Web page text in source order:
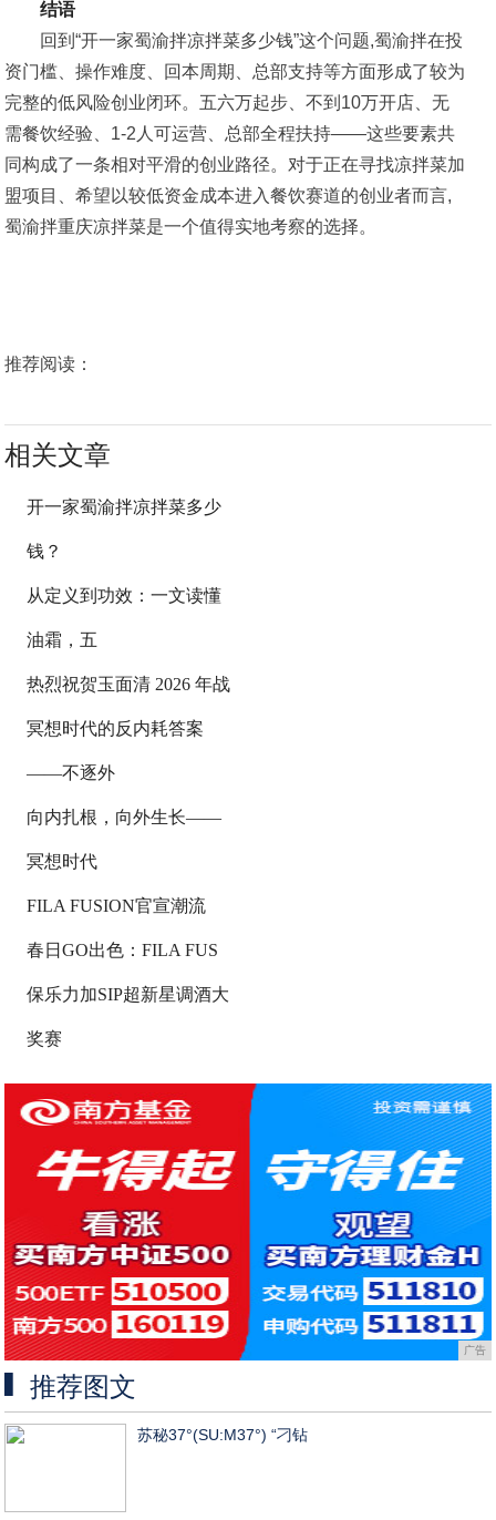
结语
回到“开一家蜀渝拌凉拌菜多少钱”这个问题,蜀渝拌在投
资门槛、操作难度、回本周期、总部支持等方面形成了较为
完整的低风险创业闭环。五六万起步、不到10万开店、无
需餐饮经验、1-2人可运营、总部全程扶持——这些要素共
同构成了一条相对平滑的创业路径。对于正在寻找凉拌菜加
盟项目、希望以较低资金成本进入餐饮赛道的创业者而言,
蜀渝拌重庆凉拌菜是一个值得实地考察的选择。
推荐阅读：
相关文章
开一家蜀渝拌凉拌菜多少
钱？
从定义到功效：一文读懂
油霜，五
热烈祝贺玉面清 2026 年战
冥想时代的反内耗答案
——不逐外
向内扎根，向外生长——
冥想时代
FILA FUSION官宣潮流
春日GO出色：FILA FUS
保乐力加SIP超新星调酒大
奖赛
广告
推荐图文
苏秘37°(SU:M37°) “刁钻